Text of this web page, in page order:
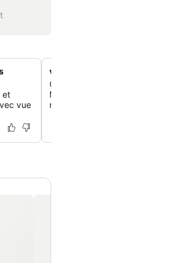
et
vue
vues panoramiques sur la mer
Chaque chambre et suite offre
Méditerranée et le village
mémorable.